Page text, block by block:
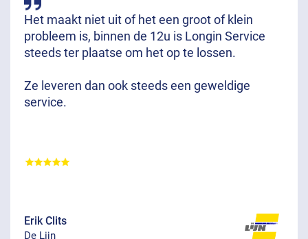
Het maakt niet uit of het een groot of klein
probleem is, binnen de 12u is Longin Service
steeds ter plaatse om het op te lossen.
Ze leveren dan ook steeds een geweldige
service.
Erik Clits
De Lijn